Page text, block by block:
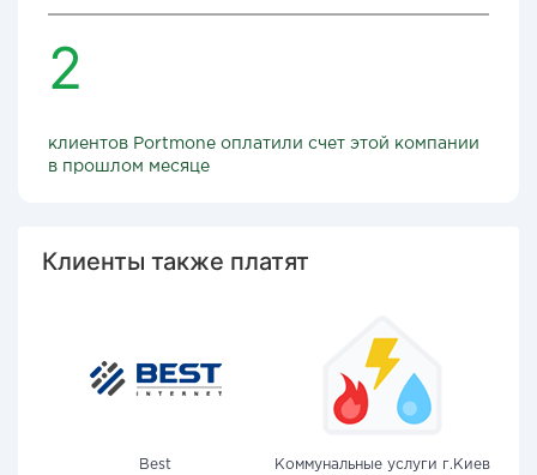
2
клиентов Portmone оплатили счет этой компании
в прошлом месяце
Клиенты также платят
Best
Коммунальные услуги г.Киев